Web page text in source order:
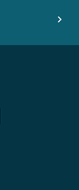
chevron_right